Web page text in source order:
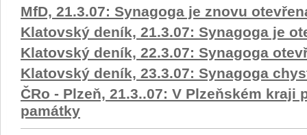
MfD, 21.3.07: Synagoga je znovu
Klatovský deník, 21.3.07: Synagoga je
Klatovský deník, 22.3.07: Synagoga
Klatovský deník, 23.3.07: Synagoga
ČRo - Plzeň, 21.3..07: V Plzeňském
památky